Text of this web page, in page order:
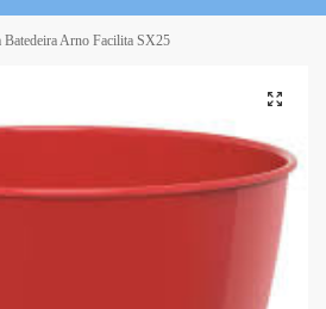
Batedeira Arno Facilita SX25